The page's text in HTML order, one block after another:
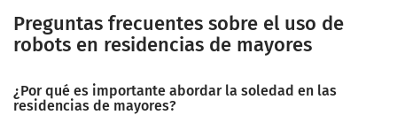
Preguntas frecuentes sobre el uso de
robots en residencias de mayores
¿Por qué es importante abordar la soledad en las
residencias de mayores?